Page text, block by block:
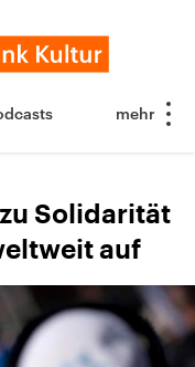
Solidarität
auf